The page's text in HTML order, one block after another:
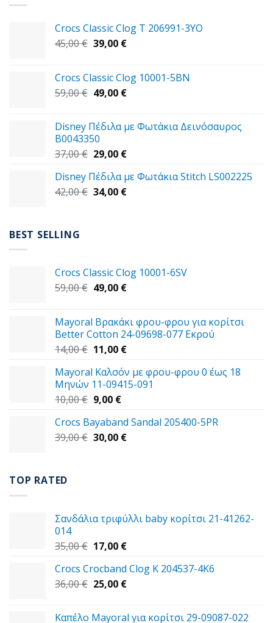
Crocs Classic Clog T 206991-3YΟ
45,00€ Original
45,00 €.
39,00 €Η
είναι:
39,00 €.
Crocs Classic Clog 10001-5BN
59,00€ Original
59,00 €.
49,00 €Η
είναι:
Disney Πέδιλα με Φωτάκια Δεινόσαυρος
B0043350
37,00€ Original
was:
37,00 €.
29,00 €Η
τιμή
είναι:
Disney Πέδιλα με Φωτάκια Stitch LS002225
42,00€ Original
34,00 €Η
BEST SELLING
Crocs Classic Clog 10001-6SV
59,00€ Original
59,00 €.
49,00 €Η
είναι:
49,00 €.
Mayoral Βρακάκι φρου-φρου για κορίτσι
Better Cotton 24-09698-077 Εκρού
14,00€ Original
was:
14,00 €.
11,00 €Η
τιμή
είναι:
Mayoral Καλσόν με φρου-φρου 0 έως 18
Μηνών 11-09415-091
10,00€ Original
was:
10,00 €.
9,00 €Η
τιμή
είναι:
Crocs Bayaband Sandal 205400-5PR
39,00€ Original
30,00 €Η
TOP RATED
Σανδάλια τριφύλλι baby κορίτσι 21-41262-
014
35,00€ Original
was:
35,00 €.
17,00 €Η
τιμή
είναι:
Crocs Crocband Clog K 204537-4K6
36,00€ Original
25,00 €Η
Καπέλο Mayoral για κορίτσι 29-09087-022